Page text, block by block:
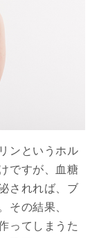
ンというホル
ですが、血糖
されれば、ブ
その結果、
ってしまうた